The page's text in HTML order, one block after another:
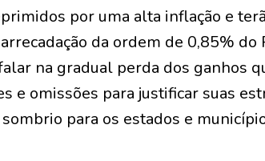
por uma alta inflação e
da ordem de 0,85% do
na gradual perda dos ganhos
e omissões para justificar suas
para os estados e